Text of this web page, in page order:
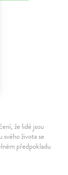
že lidé jsou
života se
předpokladu